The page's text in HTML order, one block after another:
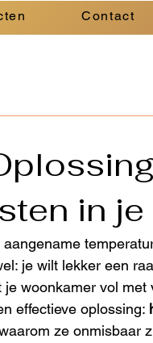
Contact
in
je wilt lekker een
je woonkamer vol
effectieve oplossing:
ze onmisbaar